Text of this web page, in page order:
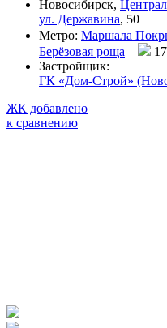
Новосибирск,
ул. Державина, 50
Метро: Маршала
Берёзовая роща
Застройщик:
ГК «Дом-Строй»
ЖК добавлено
к сравнению